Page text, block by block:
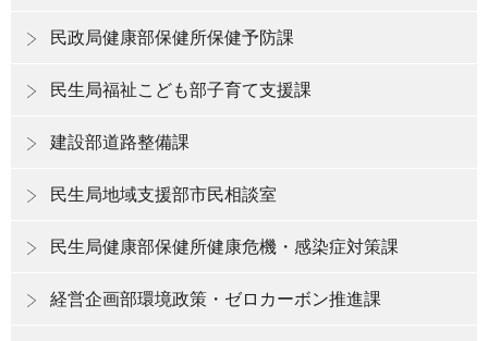
民政局健康部保健所保健予防課
民生局福祉こども部子育て支援課
建設部道路整備課
民生局地域支援部市民相談室
民生局健康部保健所健康危機・感染症対策課
経営企画部環境政策・ゼロカーボン推進課